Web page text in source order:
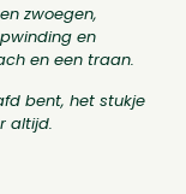
zwoegen,
en
en een traan.
bent, het stukje
altijd.